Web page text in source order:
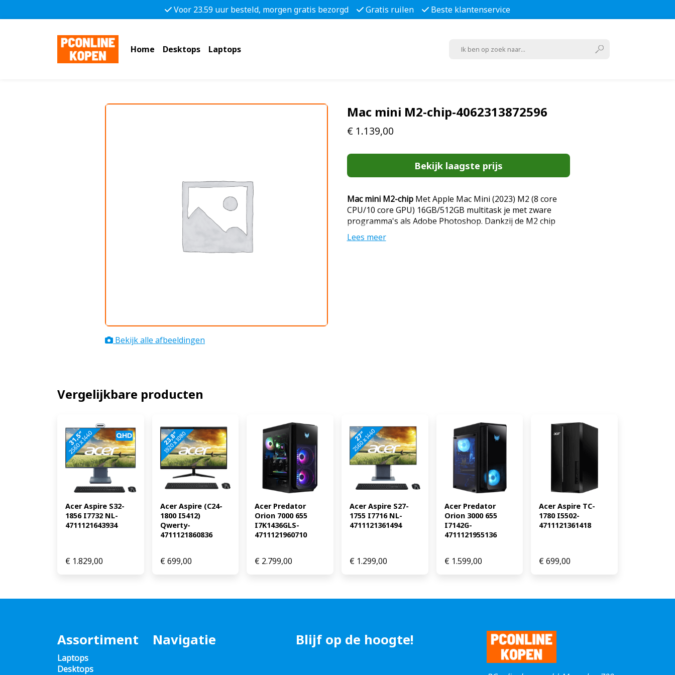
Voor 23.59 uur besteld, morgen gratis bezorgd Gratis ruilen Beste klantenservice
Home Desktops Laptops
Bekijk alle afbeeldingen
Mac mini M2-chip-4062313872596
€ 1.139,00
Bekijk laagste prijs
Mac mini M2-chipMet Apple Mac Mini (2023) M2 (8 core
CPU/10 core GPU) 16GB/512GB multitask je met zware
programma's als Adobe Photoshop. Dankzij de M2 chip
doe je dat soepel en zonder haperingen. Deze chip is
namelijk tot 3,5 keer sneller dan de M1 chip in eerdere
Lees meer
Vergelijkbare producten
Acer Aspire S32-
1856 I7732 NL-
4711121643934
€ 1.829,00
Acer Aspire (C24-
1800 I5412)
Qwerty-
4711121860836
€699,00
Acer Predator
Orion 7000 655
I7K1436GLS-
4711121960710
€ 2.799,00
Acer Aspire S27-
1755 I7716 NL-
4711121361494
€1.299,00
Acer Predator
Orion 3000 655
I7142G-
4711121955136
€1.599,00
Acer Aspire TC-
1780 I5502-
4711121361418
€699,00
Assortiment
Laptops
Desktops
Navigatie Blijf op de hoogte!